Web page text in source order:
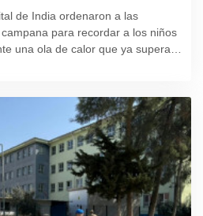
de India ordenaron a las
para recordar a los niños
una ola de calor que ya supera